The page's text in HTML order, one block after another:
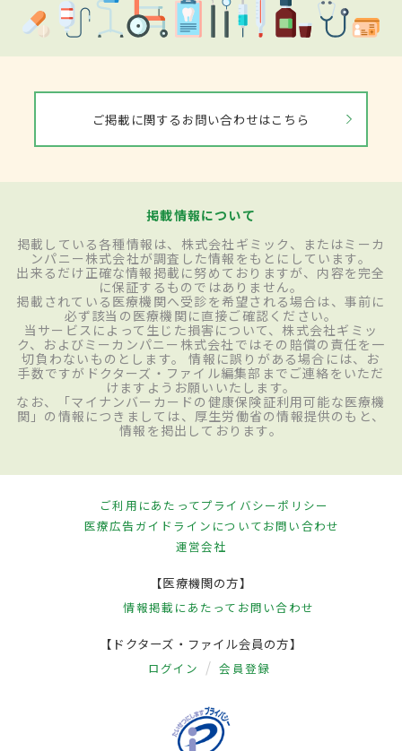
ご掲載に関するお問い合わせはこちら
掲載情報について
掲載している各種情報は、株式会社ギミック、またはミーカ
ンパニー株式会社が調査した情報をもとにしています。
出来るだけ正確な情報掲載に努めておりますが、内容を完全
に保証するものではありません。
掲載されている医療機関へ受診を希望される場合は、事前に
必ず該当の医療機関に直接ご確認ください。
当サービスによって生じた損害について、株式会社ギミッ
ク、およびミーカンパニー株式会社ではその賠償の責任を一
切負わないものとします。 情報に誤りがある場合には、お
手数ですがドクターズ・ファイル編集部までご連絡をいただ
けますようお願いいたします。
なお、「マイナンバーカードの健康保険証利用可能な医療機
関」の情報につきましては、厚生労働省の情報提供のもと、
情報を掲出しております。
ご利用にあたってプライバシーポリシー
医療広告ガイドラインについてお問い合わせ
運営会社
【医療機関の方】
情報掲載にあたって お問い合わせ
【ドクターズ・ファイル会員の方】
ログイン 会員登録